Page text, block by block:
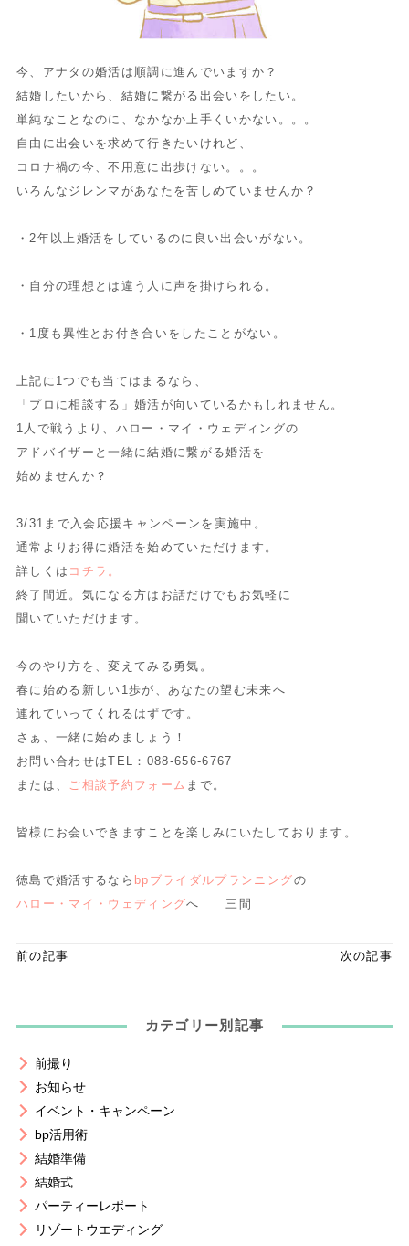
今、アナタの婚活は順調に進んでいますか？
結婚したいから、結婚に繋がる出会いをしたい。
単純なことなのに、なかなか上手くいかない。。。
自由に出会いを求めて行きたいけれど、
コロナ禍の今、不用意に出歩けない。。。
いろんなジレンマがあなたを苦しめていませんか？
・2年以上婚活をしているのに良い出会いがない。
・自分の理想とは違う人に声を掛けられる。
・1度も異性とお付き合いをしたことがない。
上記に1つでも当てはまるなら、
「プロに相談する」婚活が向いているかもしれません。
1人で戦うより、ハロー・マイ・ウェディングの
アドバイザーと一緒に結婚に繋がる婚活を
始めませんか？
3/31まで入会応援キャンペーンを実施中。
通常よりお得に婚活を始めていただけます。
詳しくは コチラ。
終了間近。気になる方はお話だけでもお気軽に
聞いていただけます。
今のやり方を、変えてみる勇気。
春に始める新しい1歩が、あなたの望む未来へ
連れていってくれるはずです。
さぁ、一緒に始めましょう！
お問い合わせはTEL：088-656-6767
または、 ご相談予約フォーム まで。
皆様にお会いできますことを楽しみにいたしております。
徳島で婚活するなら bpブライダルプランニングの
ハロー・マイ・ウェディングへ 三間
前の記事 次の記事
カテゴリー別記事
前撮り
お知らせ
イベント・キャンペーン
bp活用術
結婚準備
結婚式
パーティーレポート
リゾートウエディング